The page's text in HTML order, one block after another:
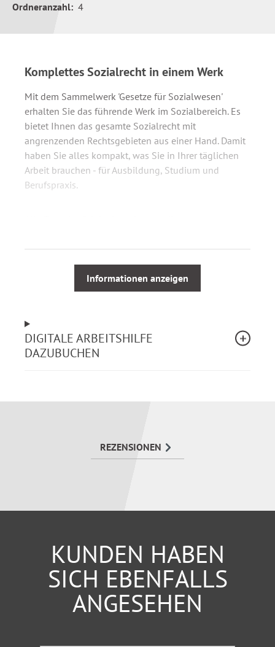
Ordneranzahl: 4
Komplettes Sozialrecht in einem Werk
Mit dem Sammelwerk 'Gesetze für Sozialwesen'
erhalten Sie das führende Werk im Sozialbereich. Es
bietet Ihnen das gesamte Sozialrecht mit
angrenzenden Rechtsgebieten aus einer Hand. Damit
haben Sie alles kompakt, was Sie in Ihrer täglichen
Arbeit brauchen - für Ausbildung, Studium und
Berufspraxis.
Verfassungsrecht und allgemeines
Verwaltungsrecht
Strafrecht, Resozialisierung, Strafverfahrensrecht
Staatsangehörigkeitsrecht, Vertriebenen- und
Schutzgesetze, Sozialhilferecht
Informationen anzeigen
DIGITALE ARBEITSHILFE
DAZUBUCHEN
REZENSIONEN
KUNDEN HABEN
SICH EBENFALLS
ANGESEHEN